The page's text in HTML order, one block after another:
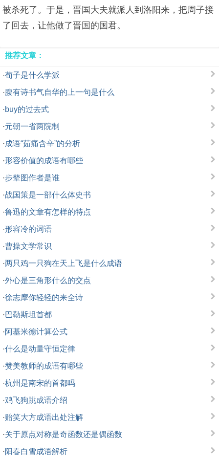
被杀死了。于是，晋国大夫就派人到洛阳来，把周子接
了回去，让他做了晋国的国君。
推荐文章：
·荀子是什么学派
·腹有诗书气自华的上一句是什么
·buy的过去式
·元朝一省两院制
·成语“茹痛含辛”的分析
·形容价值的成语有哪些
·步辇图作者是谁
·战国策是一部什么体史书
·鲁迅的文章有怎样的特点
·形容冷的词语
·曹操文学常识
·两只鸡一只狗在天上飞是什么成语
·外心是三角形什么的交点
·徐志摩你轻轻的来全诗
·巴勒斯坦首都
·阿基米德计算公式
·什么是动量守恒定律
·赞美教师的成语有哪些
·杭州是南宋的首都吗
·鸡飞狗跳成语介绍
·贻笑大方成语出处注解
·关于原点对称是奇函数还是偶函数
·阳春白雪成语解析